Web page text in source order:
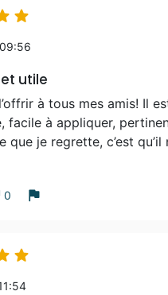

utile
à tous mes amis! Il
facile à appliquer,
que je regrette, c’est
0 flag
